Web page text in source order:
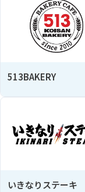
513BAKERY
いきなりステーキ